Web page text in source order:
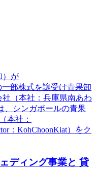
）が
一部株式を譲受け青果卸
（本社：兵庫県南あわ
、シンガポールの青果
本社：
：KohChoonKiat）をク
ディング事業と 貸